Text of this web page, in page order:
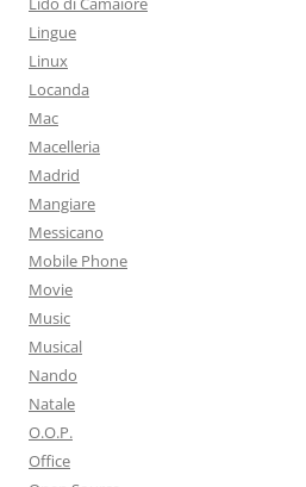
Lingue
Linux
Locanda
Mac
Macelleria
Madrid
Mangiare
Messicano
Mobile Phone
Movie
Music
Musical
Nando
Natale
O.O.P.
Office